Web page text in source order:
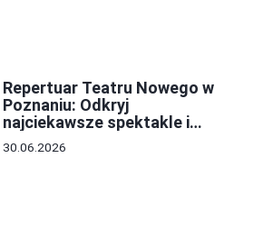
Repertuar Teatru Nowego w
Poznaniu: Odkryj
najciekawsze spektakle i
wydarzenia tej sezonu
30.06.2026